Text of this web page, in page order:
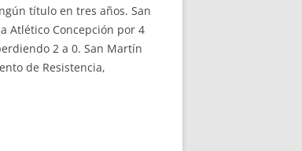
título en tres años. San
Atlético Concepción por 4
2 a 0. San Martín
de Resistencia,